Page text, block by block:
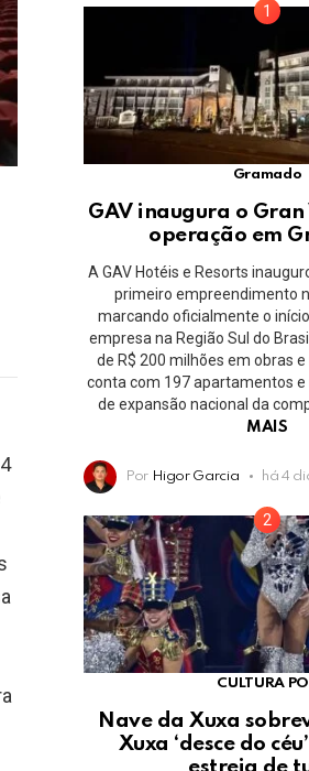
Gramado
GAV inaugura o
operação em
A GAV Hotéis e Resorts
primeiro empreendimento
marcando oficialmente o
empresa na Região Sul do
de R$ 200 milhões em obras
conta com 197 apartamentos
de expansão nacional da
MAIS
Por Higor Garcia há 4
CULTURA
Nave da Xuxa
Xuxa ‘desce do
estreia de